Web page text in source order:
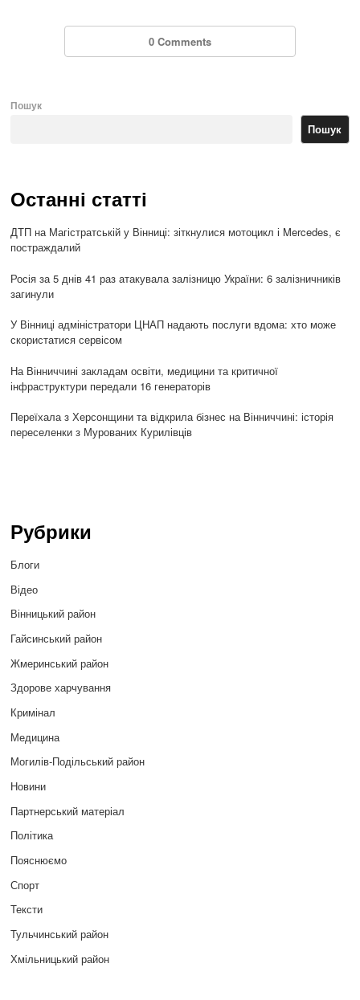
0 Comments
Пошук
Пошук
Останні статті
ДТП на Магістратській у Вінниці: зіткнулися мотоцикл і Mercedes, є
постраждалий
Росія за 5 днів 41 раз атакувала залізницю України: 6 залізничників
загинули
У Вінниці адміністратори ЦНАП надають послуги вдома: хто може
скористатися сервісом
На Вінниччині закладам освіти, медицини та критичної
інфраструктури передали 16 генераторів
Переїхала з Херсонщини та відкрила бізнес на Вінниччині: історія
переселенки з Мурованих Курилівців
Рубрики
Блоги
Відео
Вінницький район
Гайсинський район
Жмеринський район
Здорове харчування
Кримінал
Медицина
Могилів-Подільський район
Новини
Партнерський матеріал
Політика
Пояснюємо
Спорт
Тексти
Тульчинський район
Хмільницький район